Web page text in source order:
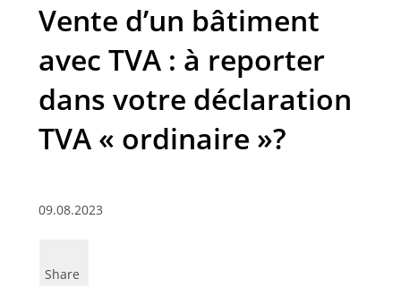
Vente d’un bâtiment
avec TVA : à reporter
dans votre déclaration
TVA « ordinaire »?
09.08.2023
Share